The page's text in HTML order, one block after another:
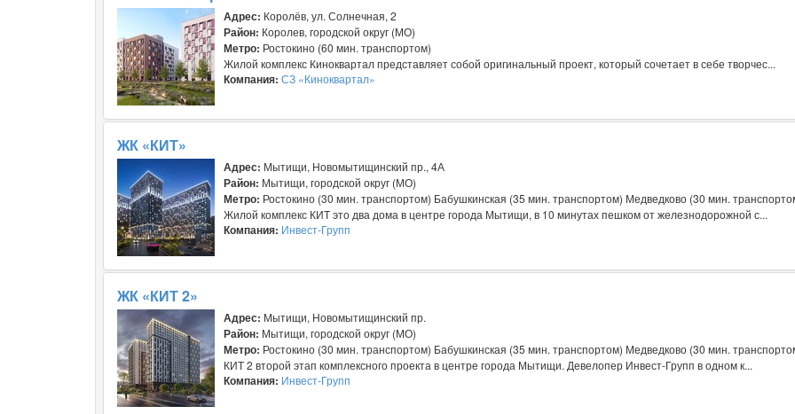
Адрес: Королёв, ул. Солнечная, 2
Район: Королев, городской округ (МО)
Метро: Ростокино (60 мин. транспортом)
Жилой комплекс Киноквартал представляет собой оригинальный проект, который сочетает в себе творчес...
Компания: СЗ «Киноквартал»
ЖК «КИТ»
Адрес: Мытищи, Новомытищинский пр., 4А
Район: Мытищи, городской округ (МО)
Метро: Ростокино (30 мин. транспортом) Бабушкинская (35 мин. транспортом) Медведково (30 мин.
Жилой комплекс КИТ это два дома в центре города Мытищи, в 10 минутах пешком от железнодорожной с...
Компания: Инвест-Групп
ЖК «КИТ 2»
Адрес: Мытищи, Новомытищинский пр.
Район: Мытищи, городской округ (МО)
Метро: Ростокино (30 мин. транспортом) Бабушкинская (35 мин. транспортом) Медведково (30 мин.
КИТ 2 второй этап комплексного проекта в центре города Мытищи. Девелопер Инвест-Групп в одном к...
Компания: Инвест-Групп